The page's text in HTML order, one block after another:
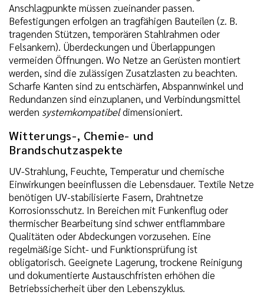
Anschlagpunkte müssen zueinander passen.
Befestigungen erfolgen an tragfähigen Bauteilen (z. B.
tragenden Stützen, temporären Stahlrahmen oder
Felsankern). Überdeckungen und Überlappungen
vermeiden Öffnungen. Wo Netze an Gerüsten montiert
werden, sind die zulässigen Zusatzlasten zu beachten.
Scharfe Kanten sind zu entschärfen, Abspannwinkel und
Redundanzen sind einzuplanen, und Verbindungsmittel
werden systemkompatibeldimensioniert.
Witterungs-, Chemie- und
Brandschutzaspekte
UV-Strahlung, Feuchte, Temperatur und chemische
Einwirkungen beeinflussen die Lebensdauer. Textile Netze
benötigen UV-stabilisierte Fasern, Drahtnetze
Korrosionsschutz. In Bereichen mit Funkenflug oder
thermischer Bearbeitung sind schwer entflammbare
Qualitäten oder Abdeckungen vorzusehen. Eine
regelmäßige Sicht- und Funktionsprüfung ist
obligatorisch. Geeignete Lagerung, trockene Reinigung
und dokumentierte Austauschfristen erhöhen die
Betriebssicherheit über den Lebenszyklus.